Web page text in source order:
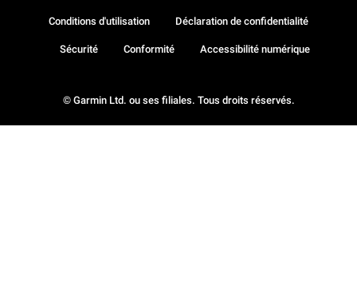
© Garmin Ltd. ou ses filiales. Tous droits réservés.
Conditions d'utilisation Déclaration de confidentialité
Sécurité Conformité Accessibilité numérique